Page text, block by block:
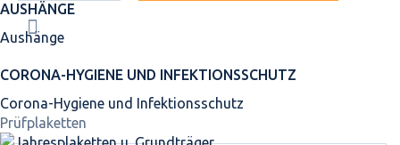
AUSHÄNGE
Aushänge
CORONA-HYGIENE UND INFEKTIONSSCHUTZ
Corona-Hygiene und Infektionsschutz
Prüfplaketten